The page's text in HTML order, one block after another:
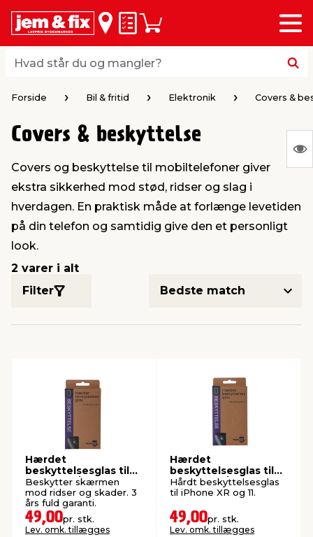
Hvad står du og mangler?
Hvad står du og mangler?
Huskeseddel
Indkøbskurv
Menu
loft & vægge
vinduer
brædder
& stilladser
& ukrudt
& varme
& ophæng
& opbevaring
& standere
& syltning
& armatur
& ventilation
Home
data & TV
& kemikalier
& fugemasse
af værktøj
maskiner
Forside Bil & fritid Elektronik Covers &
Covers & beskyttelse
Covers og beskyttelse til mobiltelefoner giver
ekstra sikkerhed mod stød, ridser og slag i
hverdagen. En praktisk måde at forlænge levetiden
på din telefon og samtidig give den et personligt
look.
2 varer i alt
Filter
Hærdet
beskyttelsesglas til
iPhone 13/13 Pro
Beskytter skærmen
mod ridser og skader. 3
års fuld garanti.
49,00pr. stk.
Lev. omk. tillægges
Hærdet
beskyttelsesglas til
iPhone XR/11
Hårdt beskyttelsesglas
til iPhone XR og 11.
49,00pr. stk.
Lev. omk. tillægges